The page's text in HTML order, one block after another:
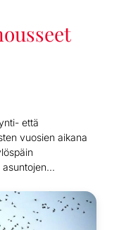
että
vuosien aikana